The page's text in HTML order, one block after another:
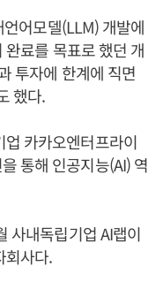
어모델(LLM) 개발에
료를 목표로 했던 개
투자에 한계에 직면
했다.
카카오엔터프라이
통해 인공지능(AI) 역
사내독립기업 AI랩이
회사다.